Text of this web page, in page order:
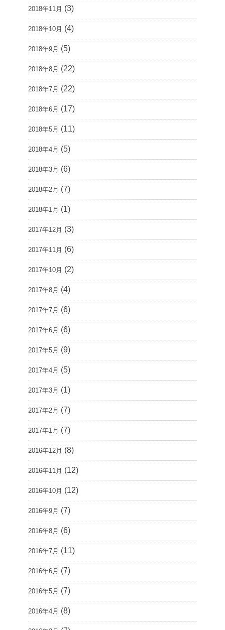
2018年11月 (3)
2018年10月 (4)
2018年9月 (5)
2018年8月 (22)
2018年7月 (22)
2018年6月 (17)
2018年5月 (11)
2018年4月 (5)
2018年3月 (6)
2018年2月 (7)
2018年1月 (1)
2017年12月 (3)
2017年11月 (6)
2017年10月 (2)
2017年8月 (4)
2017年7月 (6)
2017年6月 (6)
2017年5月 (9)
2017年4月 (5)
2017年3月 (1)
2017年2月 (7)
2017年1月 (7)
2016年12月 (8)
2016年11月 (12)
2016年10月 (12)
2016年9月 (7)
2016年8月 (6)
2016年7月 (11)
2016年6月 (7)
2016年5月 (7)
2016年4月 (8)